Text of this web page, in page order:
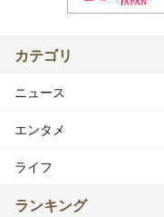
カテゴリ
ニュース
エンタメ
ライフ
ランキング